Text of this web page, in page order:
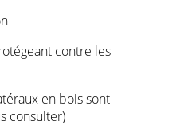
contre les
en bois sont
consulter)